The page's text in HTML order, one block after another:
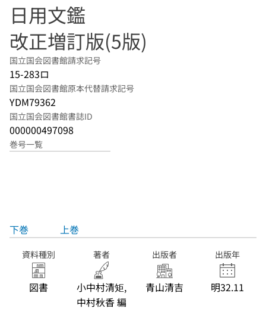
日用文鑑
改正増訂版(5版)
国立国会図書館請求記号
15-283ロ
国立国会図書館原本代替請求記号
YDM79362
国立国会図書館書誌ID
000000497098
巻号一覧
下巻 上巻
資料種別
図書
著者
小中村清矩,
中村秋香 編
出版者
青山清吉
出版年
明32.11